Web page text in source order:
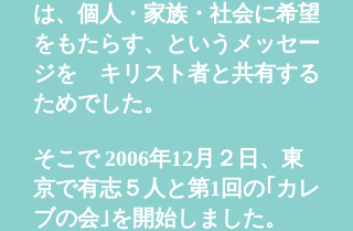
は、個人・家族・社会に希望
をもたらす、というメッセー
ジを キリスト者と共有する
ためでした。
そこで 2006年12月２日、東
京で有志５人と第1回の｢カレ
ブの会｣を開始しました。